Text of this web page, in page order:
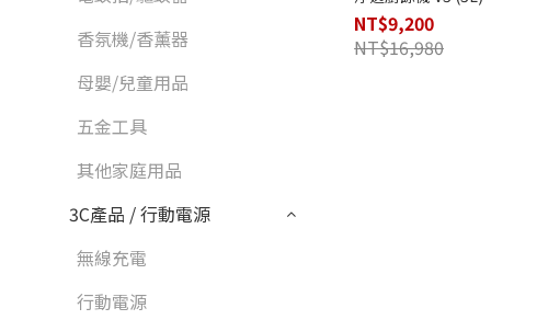
香氛機/香薰器
母嬰/兒童用品
五金工具
其他家庭用品
3C產品 / 行動電源
無線充電
行動電源
NT$9,200
NT$16,980